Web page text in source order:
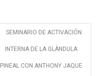
SEMINARIO DE ACTIVACIÓN
INTERNA DE LA GLÁNDULA
PINEAL CON ANTHONY JAQUE